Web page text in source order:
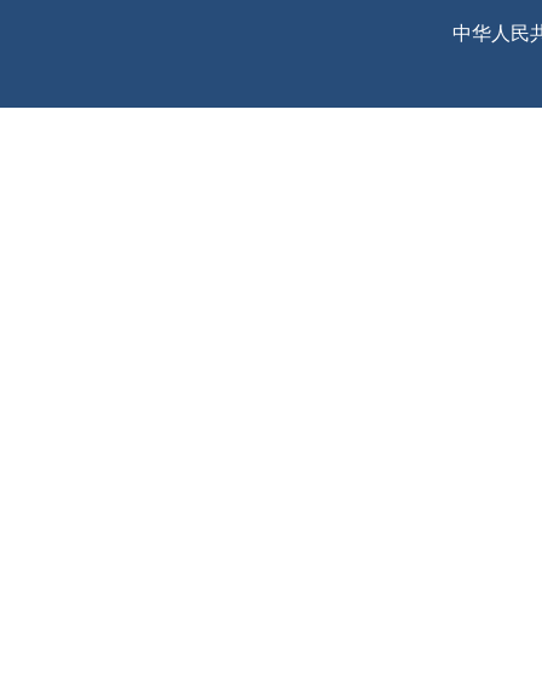
中华人民